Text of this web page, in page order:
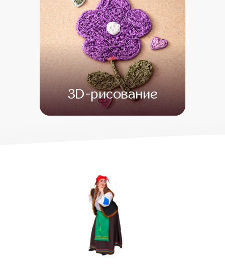
3D-рисование